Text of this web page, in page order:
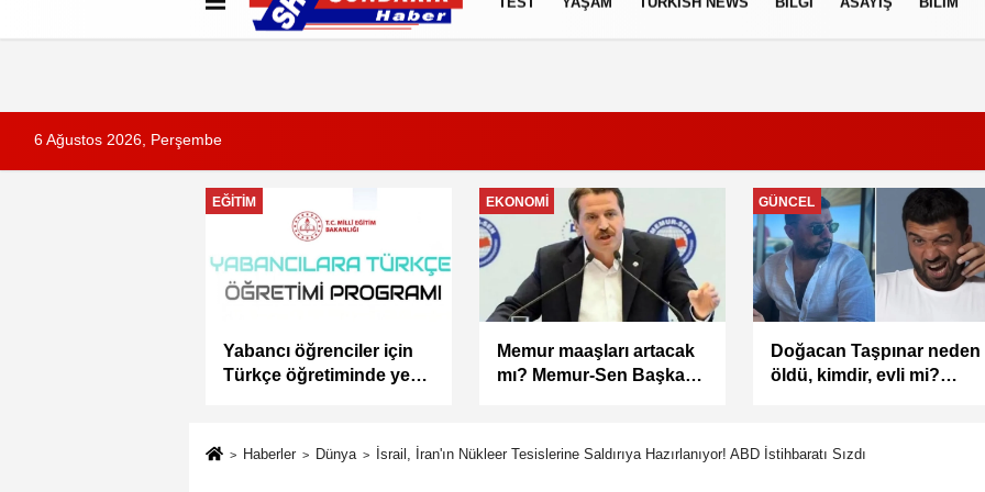
Künye İletişim Çerez Politikası
6 Ağustos 2026, Perşembe
EĞITIM
Yabancı öğrenciler için
Türkçe öğretiminde yeni
EKONOMI
Memur maaşları artacak
mı? Memur-Sen Başkanı
önerisi
GÜNCEL
Doğacan Taşpınar neden
öldü, kimdir, evli mi?
kaybetti
Haberler Dünya İsrail, İran'ın Nükleer Tesislerine Saldırıya Hazırlanıyor! ABD İstihbaratı Sızdı